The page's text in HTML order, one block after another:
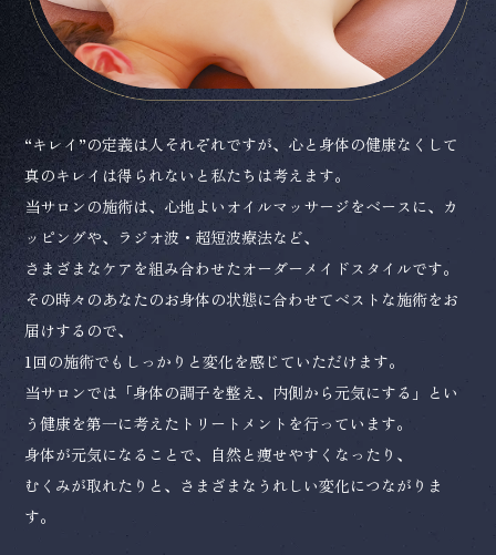
“キレイ”の定義は人それぞれですが、心と身体の健康なくして
真のキレイは得られないと私たちは考えます。
当サロンの施術は、心地よいオイルマッサージをベースに、カ
ッピングや、ラジオ波・超短波療法など、
さまざまなケアを組み合わせたオーダーメイドスタイルです。
その時々のあなたのお身体の状態に合わせてベストな施術をお
届けするので、
1回の施術でもしっかりと変化を感じていただけます。
当サロンでは「身体の調子を整え、内側から元気にする」とい
う健康を第一に考えたトリートメントを行っています。
身体が元気になることで、自然と痩せやすくなったり、
むくみが取れたりと、さまざまなうれしい変化につながりま
す。